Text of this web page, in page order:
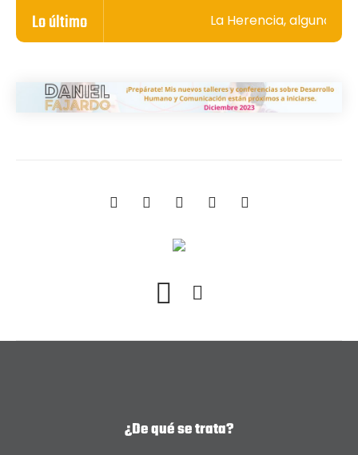
Lo último La Herencia, algunos
¿De qué se trata?